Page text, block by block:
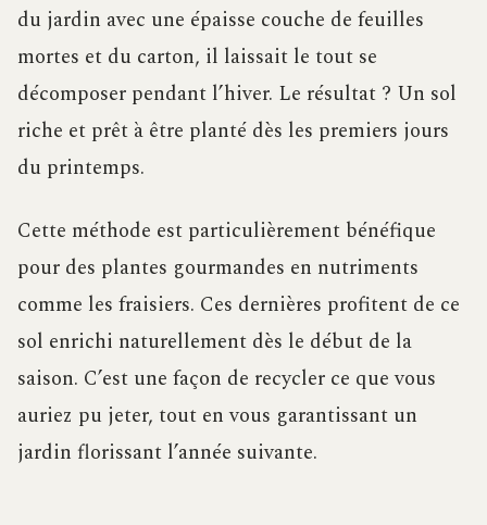
du jardin avec une épaisse couche de feuilles
mortes et du carton, il laissait le tout se
décomposer pendant l’hiver. Le résultat ? Un sol
riche et prêt à être planté dès les premiers jours
du printemps.
Cette méthode est particulièrement bénéfique
pour des plantes gourmandes en nutriments
comme les fraisiers. Ces dernières profitent de ce
sol enrichi naturellement dès le début de la
saison. C’est une façon de recycler ce que vous
auriez pu jeter, tout en vous garantissant un
jardin florissant l’année suivante.